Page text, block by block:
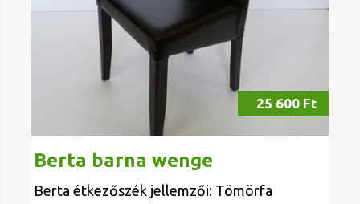
25 600 Ft
Berta barna wenge
Berta étkezőszék jellemzői: Tömörfa